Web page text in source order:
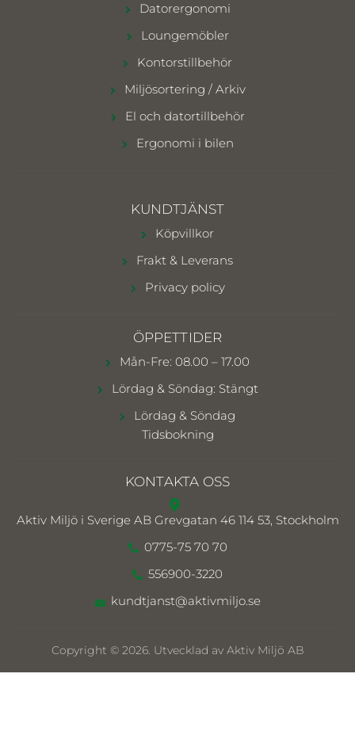
Datorergonomi
Loungemöbler
Kontorstillbehör
Miljösortering / Arkiv
El och datortillbehör
Ergonomi i bilen
KUNDTJÄNST
Köpvillkor
Frakt & Leverans
Privacy policy
ÖPPETTIDER
Mån-Fre: 08.00 – 17.00
Lördag & Söndag: Stängt
Lördag & Söndag
Tidsbokning
KONTAKTA OSS
Aktiv Miljö i Sverige AB Grevgatan 46 114 53, Stockholm
0775-75 70 70
556900-3220
kundtjanst@aktivmiljo.se
Copyright © 2026. Utvecklad av Aktiv Miljö AB